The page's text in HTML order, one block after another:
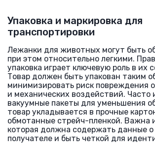
Упаковка и маркировка для
транспортировки
Лежанки для животных могут быть
при этом относительно легкими.
упаковка играет ключевую роль в их
Товар должен быть упакован таким
минимизировать риск повреждения
и механических воздействий. Часто
вакуумные пакеты для уменьшения
товар укладывается в прочные
обмотанные стрейч-пленкой. Важна
которая должна содержать данные о
получателе и быть четкой для